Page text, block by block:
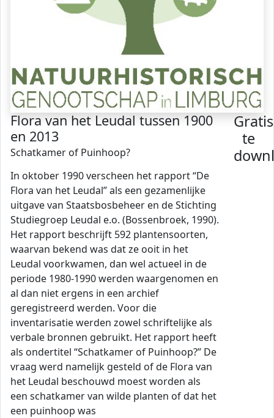
Flora van het Leudal tussen 1900
en 2013
Schatkamer of Puinhoop?
In oktober 1990 verscheen het rapport “De
Flora van het Leudal” als een gezamenlijke
uitgave van Staatsbosbeheer en de Stichting
Studiegroep Leudal e.o. (Bossenbroek, 1990).
Het rapport beschrijft 592 plantensoorten,
waarvan bekend was dat ze ooit in het
Leudal voorkwamen, dan wel actueel in de
periode 1980-1990 werden waargenomen en
al dan niet ergens in een archief
geregistreerd werden. Voor die
inventarisatie werden zowel schriftelijke als
verbale bronnen gebruikt. Het rapport heeft
als ondertitel “Schatkamer of Puinhoop?” De
vraag werd namelijk gesteld of de Flora van
het Leudal beschouwd moest worden als
een schatkamer van wilde planten of dat het
een puinhoop was
Gratis
te